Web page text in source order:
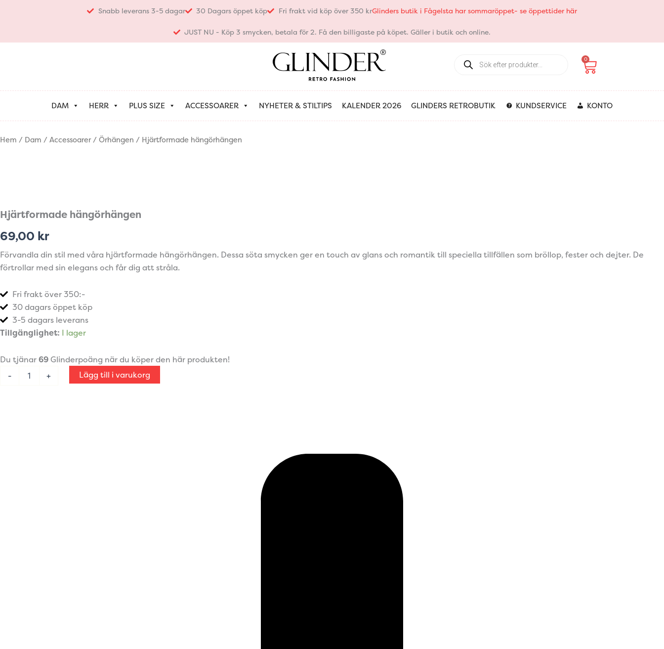
Snabb leverans 3-5 dagar 30 Dagars öppet köp Fri frakt vid köp över 350 krGlinders butik i Fågelsta har sommaröppet- se öppettider här
JUST NU - Köp 3 smycken, betala för 2. Få den billigaste på köpet. Gäller i butik och online.
search
0
Varukorg
DAM HERR PLUS SIZE ACCESSOARER NYHETER & STILTIPS KALENDER 2026 GLINDERS RETROBUTIK KUNDSERVICE KONTO
Hem / Dam / Accessoarer/ Örhängen / Hjärtformade hängörhängen
Hjärtformade hängörhängen
69,00 kr
Förvandla din stil med våra hjärtformade hängörhängen. Dessa söta smycken ger en touch av glans och romantik till speciella tillfällen som bröllop, fester och dejter. De
förtrollar med sin elegans och får dig att stråla.
Fri frakt över 350:-
30 dagars öppet köp
3-5 dagars leverans
Tillgänglighet: I lager
Du tjänar69 Glinderpoäng när du köper den här produkten!
-
Hjärtformade
hängörhängen
+ Lägg till i varukorg